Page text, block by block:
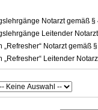
Notarzt gemäß §
Leitender
Notarzt gemäß
„Refresher“ Leitender